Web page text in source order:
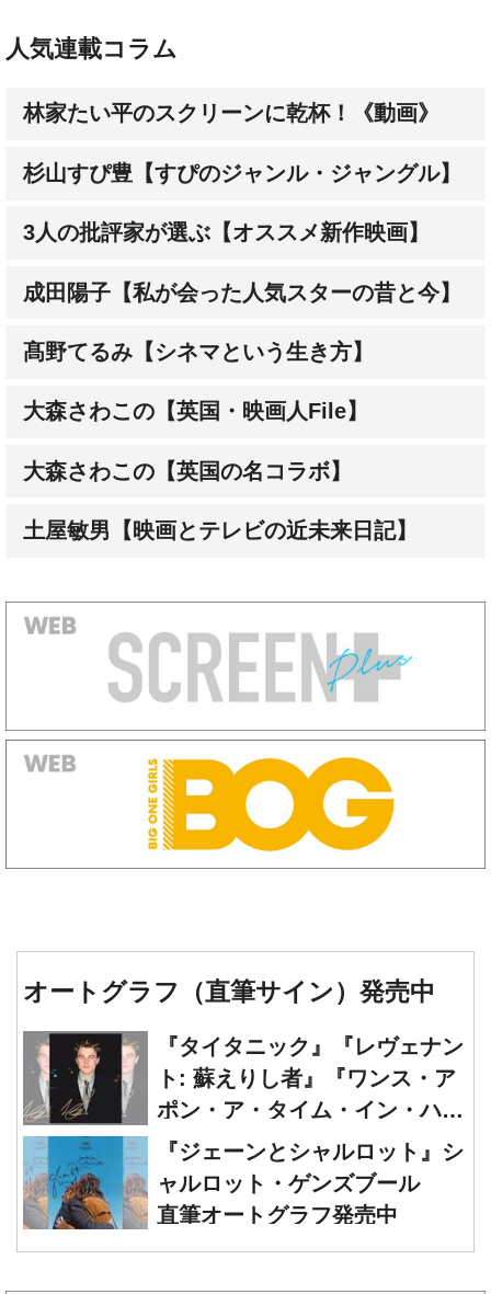
人気連載コラム
林家たい平のスクリーンに乾杯！《動画》
杉山すぴ豊【すぴのジャンル・ジャングル】
3人の批評家が選ぶ【オススメ新作映画】
成田陽子【私が会った人気スターの昔と今】
髙野てるみ【シネマという生き方】
大森さわこの【英国・映画人File】
大森さわこの【英国の名コラボ】
土屋敏男【映画とテレビの近未来日記】
オートグラフ（直筆サイン）発売中
『タイタニック』『レヴェナン
ト: 蘇えりし者』『ワンス・ア
ポン・ア・タイム・イン・ハリ
ウッド』レオナルド・ディカプ
リオ 直筆オートグラフ発売中
『ジェーンとシャルロット』シ
ャルロット・ゲンズブール
直筆オートグラフ発売中